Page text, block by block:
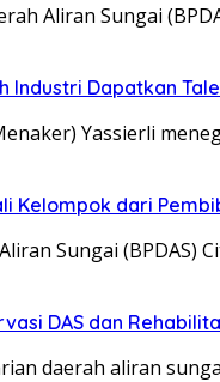
Aliran Sungai
Industri Dapatkan
Yassierli
Kelompok dari
Sungai
DAS dan
daerah aliran